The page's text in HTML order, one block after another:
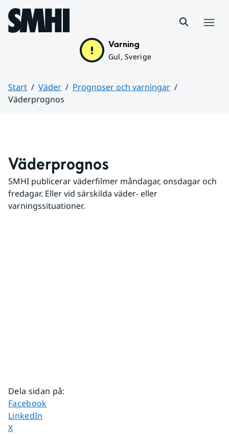
Hoppa till sidans innehåll
Varning
Gul, Sverige
Start Väder
Prognoser och varningar
Väderprognos
Väderprognos
SMHI publicerar väderfilmer måndagar, onsdagar och
fredagar. Eller vid särskilda väder- eller
varningssituationer.
Dela sidan på:
Dela sidan på
Facebook
Dela sidan på
LinkedIn
Dela sidan på
X